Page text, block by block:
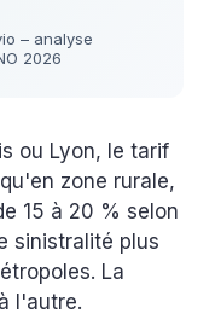
– analyse
2026
ou Lyon, le tarif
zone rurale,
15 à 20 % selon
sinistralité plus
La
l'autre.